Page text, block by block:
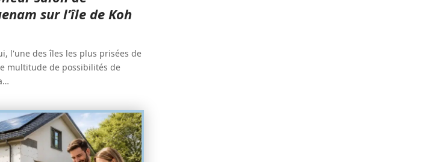
sur l’île de Koh
l'une des îles les plus prisées de
multitude de possibilités de
…